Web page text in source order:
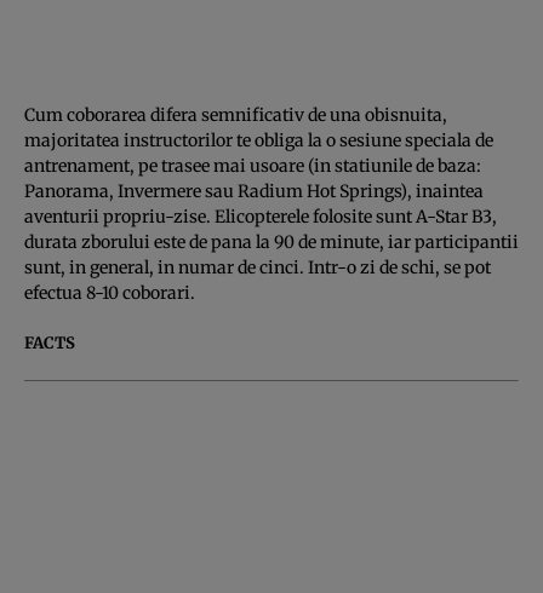
Cum coborarea difera semnificativ de una obisnuita,
majoritatea instructorilor te obliga la o sesiune speciala de
antrenament, pe trasee mai usoare (in statiunile de baza:
Panorama, Invermere sau Radium Hot Springs), inaintea
aventurii propriu-zise. Elicopterele folosite sunt A-Star B3,
durata zborului este de pana la 90 de minute, iar participantii
sunt, in general, in numar de cinci. Intr-o zi de schi, se pot
efectua 8-10 coborari.
FACTS